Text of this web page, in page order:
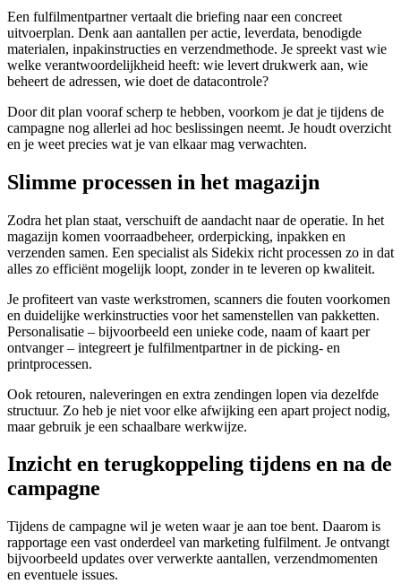
Een fulfilmentpartner vertaalt die briefing naar een concreet
uitvoerplan. Denk aan aantallen per actie, leverdata, benodigde
materialen, inpakinstructies en verzendmethode. Je spreekt vast wie
welke verantwoordelijkheid heeft: wie levert drukwerk aan, wie
beheert de adressen, wie doet de datacontrole?
Door dit plan vooraf scherp te hebben, voorkom je dat je tijdens de
campagne nog allerlei ad hoc beslissingen neemt. Je houdt overzicht
en je weet precies wat je van elkaar mag verwachten.
Slimme processen in het magazijn
Zodra het plan staat, verschuift de aandacht naar de operatie. In het
magazijn komen voorraadbeheer, orderpicking, inpakken en
verzenden samen. Een specialist als Sidekix richt processen zo in dat
alles zo efficiënt mogelijk loopt, zonder in te leveren op kwaliteit.
Je profiteert van vaste werkstromen, scanners die fouten voorkomen
en duidelijke werkinstructies voor het samenstellen van pakketten.
Personalisatie – bijvoorbeeld een unieke code, naam of kaart per
ontvanger – integreert je fulfilmentpartner in de picking- en
printprocessen.
Ook retouren, naleveringen en extra zendingen lopen via dezelfde
structuur. Zo heb je niet voor elke afwijking een apart project nodig,
maar gebruik je een schaalbare werkwijze.
Inzicht en terugkoppeling tijdens en na de
campagne
Tijdens de campagne wil je weten waar je aan toe bent. Daarom is
rapportage een vast onderdeel van marketing fulfilment. Je ontvangt
bijvoorbeeld updates over verwerkte aantallen, verzendmomenten
en eventuele issues.